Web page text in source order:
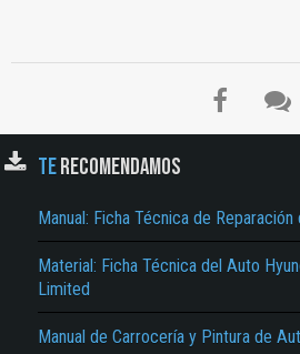
TERECOMENDAMOS
Manual: Ficha Técnica de
Material: Ficha Técnica del Auto
Limited
Manual de Carrocería y Pintura de